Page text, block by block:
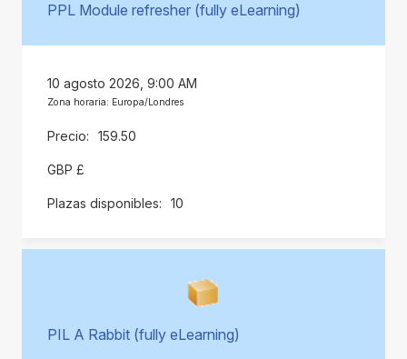
PPL Module refresher (fully eLearning)
10 agosto 2026, 9:00 AM
Zona horaria: Europa/Londres
159.50
GBP £
10
PIL A Rabbit (fully eLearning)